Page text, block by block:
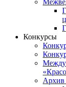
Конкурсы
Архив